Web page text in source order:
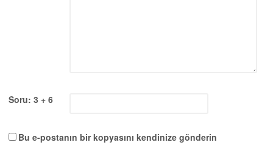
Soru: 3 + 6
Bu e-postanın bir kopyasını kendinize gönderin